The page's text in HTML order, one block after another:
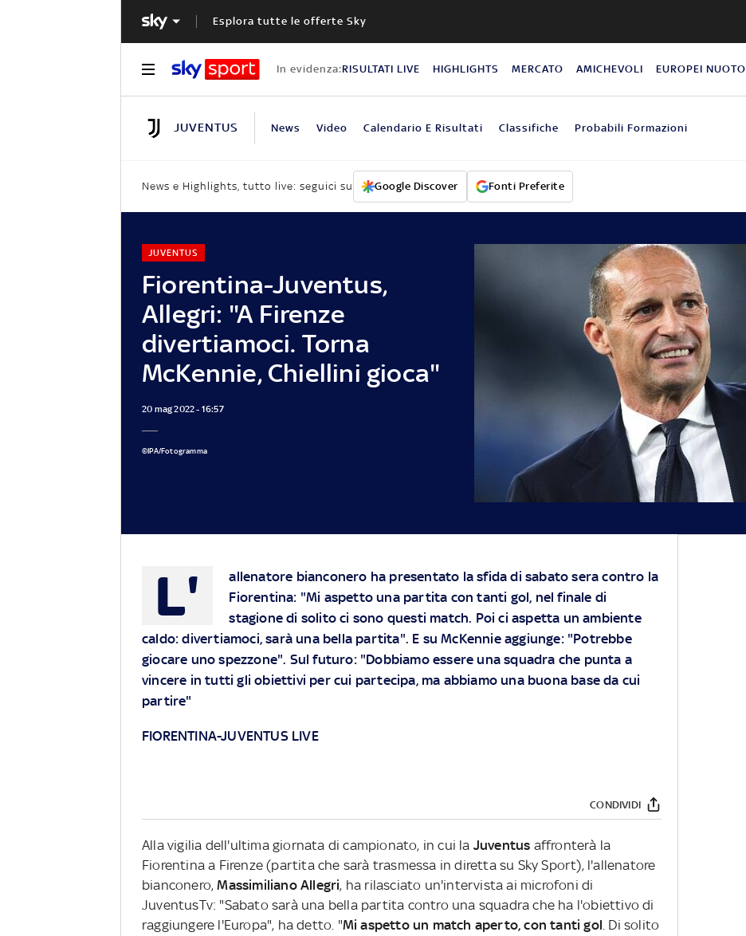
Esplora tutte le offerte Sky
In evidenza:RISULTATI LIVE HIGHLIGHTS MERCATO AMICHEVOLI EUROPEI NUOTO
JUVENTUS News Video Calendario E Risultati Classifiche Probabili Formazioni
News e Highlights, tutto live: seguici su Google Discover Fonti Preferite
Fiorentina-Juventus,
Allegri: "A Firenze
divertiamoci. Torna
McKennie, Chiellini gioca"
JUVENTUS
20 mag 2022 - 16:57
©IPA/Fotogramma
L'
allenatore bianconero ha presentato la sfida di sabato sera contro la
Fiorentina: "Mi aspetto una partita con tanti gol, nel finale di
stagione di solito ci sono questi match. Poi ci aspetta un ambiente
caldo: divertiamoci, sarà una bella partita". E su McKennie aggiunge: "Potrebbe
giocare uno spezzone". Sul futuro: "Dobbiamo essere una squadra che punta a
vincere in tutti gli obiettivi per cui partecipa, ma abbiamo una buona base da cui
partire"
FIORENTINA-JUVENTUS LIVE
CONDIVIDI
Alla vigilia dell'ultima giornata di campionato, in cui la Juventus affronterà la
Fiorentina a Firenze (partita che sarà trasmessa in diretta su Sky Sport), l'allenatore
bianconero,Massimiliano Allegri, ha rilasciato un'intervista ai microfoni di
JuventusTv: "Sabato sarà una bella partita contro una squadra che ha l'obiettivo di
raggiungere l'Europa", ha detto. "Mi aspetto un match aperto, con tanti gol. Di solito